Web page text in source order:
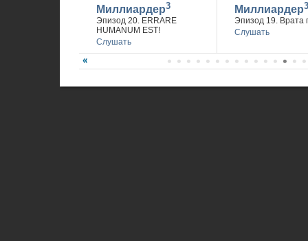
Миллиардер3
Эпизод 20. ERRARE
HUMANUM EST!
Слушать
Миллиардер3
Эпизод 19. Врата
Слушать